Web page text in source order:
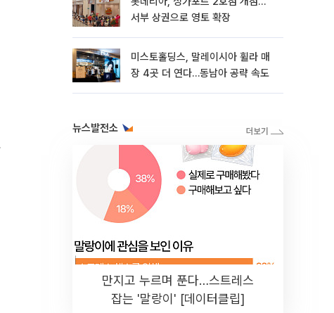
서부 상권으로 영토 확장
미스토홀딩스, 말레이시아 휠라 매
장 4곳 더 연다…동남아 공략 속도
뉴스발전소
만지고 누르며 푼다…스트레스
잡는 '말랑이' [데이터클립]